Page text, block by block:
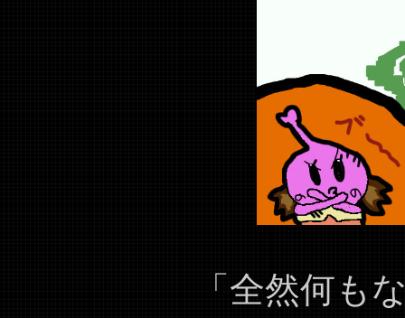
「全然何も